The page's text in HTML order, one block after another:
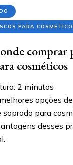
PARA
comprar
cosméticos
2 minutos
opções
soprado para
desses